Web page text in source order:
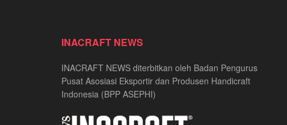
INACRAFT NEWS
INACRAFT NEWS diterbitkan oleh Badan Pengurus
Pusat Asosiasi Eksportir dan Produsen Handicraft
Indonesia (BPP ASEPHI)